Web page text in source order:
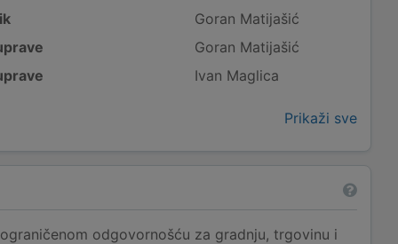
Goran Matijašić
Goran Matijašić
Ivan Maglica
Prikaži sve
odgovornošću za gradnju, trgovinu i